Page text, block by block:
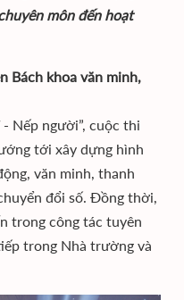
môn đến hoạt
Bách khoa văn minh,
Nếp người”, cuộc thi
tới xây dựng hình
văn minh, thanh
đổi số. Đồng thời,
trong công tác tuyên
trong Nhà trường và